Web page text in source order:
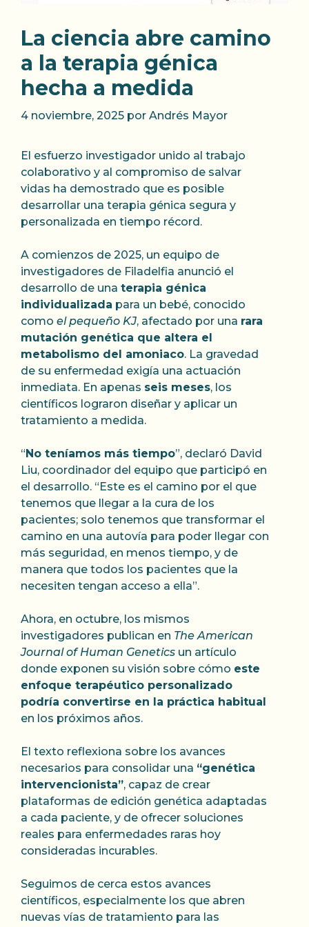
La ciencia abre camino
a la terapia génica
hecha a medida
4 noviembre, 2025 por Andrés Mayor
El esfuerzo investigador unido al trabajo
colaborativo y al compromiso de salvar
vidas ha demostrado que es posible
desarrollar una terapia génica segura y
personalizada en tiempo récord.
A comienzos de 2025, un equipo de
investigadores de Filadelfia anunció el
desarrollo de una terapia génica
individualizada para un bebé, conocido
como el pequeño KJ, afectado por una rara
mutación genética que altera el
metabolismo del amoniaco. La gravedad
de su enfermedad exigía una actuación
inmediata. En apenas seis meses, los
científicos lograron diseñar y aplicar un
tratamiento a medida.
“ No teníamos más tiempo”, declaró David
Liu, coordinador del equipo que participó en
el desarrollo. “Este es el camino por el que
tenemos que llegar a la cura de los
pacientes; solo tenemos que transformar el
camino en una autovía para poder llegar con
más seguridad, en menos tiempo, y de
manera que todos los pacientes que la
necesiten tengan acceso a ella”.
Ahora, en octubre, los mismos
investigadores publican en The American
Journal of Human Genetics un artículo
donde exponen su visión sobre cómo este
enfoque terapéutico personalizado
podría convertirse en la práctica habitual
en los próximos años.
El texto reflexiona sobre los avances
necesarios para consolidar una “genética
intervencionista”, capaz de crear
plataformas de edición genética adaptadas
a cada paciente, y de ofrecer soluciones
reales para enfermedades raras hoy
consideradas incurables.
Seguimos de cerca estos avances
científicos, especialmente los que abren
nuevas vías de tratamiento para las